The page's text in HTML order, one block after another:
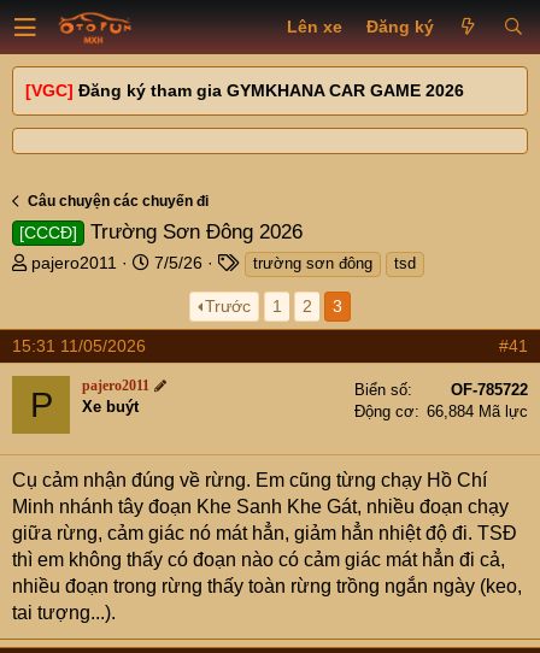
Lên xe Đăng ký
[VGC] Đăng ký tham gia GYMKHANA CAR GAME 2026
Câu chuyện các chuyến đi
[CCCĐ] Trường Sơn Đông 2026
T
e
a
d
s
t
t
e
r
pajero2011
N
y
ử
i
7/5/26
T
g
s
trường sơn đông tsd
Trước 1 2 3
15:31 11/05/2026 #41
P pajero2011
Xe buýt
Biển số
OF-785722
Động cơ
66,884 Mã lực
Cụ cảm nhận đúng về rừng. Em cũng từng chạy Hồ Chí
Minh nhánh tây đoạn Khe Sanh Khe Gát, nhiều đoạn chạy
giữa rừng, cảm giác nó mát hẳn, giảm hẳn nhiệt độ đi. TSĐ
thì em không thấy có đoạn nào có cảm giác mát hẳn đi cả,
nhiều đoạn trong rừng thấy toàn rừng trồng ngắn ngày (keo,
tai tượng...).